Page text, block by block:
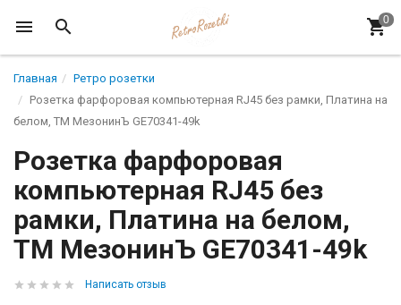
Главная
Ретро розетки
Розетка фарфоровая компьютерная RJ45 без рамки, Платина на
белом, ТМ МезонинЪ GE70341-49k
Розетка фарфоровая
компьютерная RJ45 без
рамки, Платина на белом,
ТМ МезонинЪ GE70341-49k
Написать отзыв